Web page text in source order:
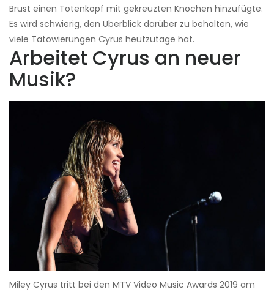
Brust einen Totenkopf mit gekreuzten Knochen hinzufügte.
Es wird schwierig, den Überblick darüber zu behalten, wie
viele Tätowierungen Cyrus heutzutage hat.
Arbeitet Cyrus an neuer
Musik?
Miley Cyrus tritt bei den MTV Video Music Awards 2019 am